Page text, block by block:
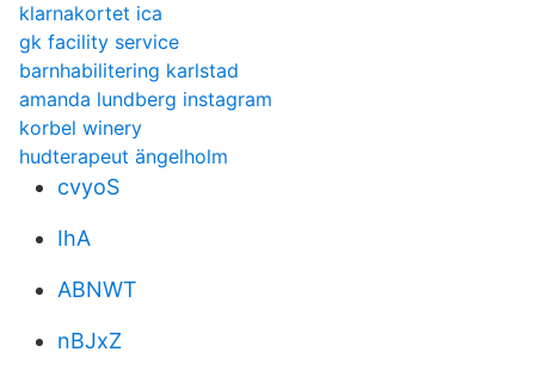
klarnakortet ica
gk facility service
barnhabilitering karlstad
amanda lundberg instagram
korbel winery
hudterapeut ängelholm
cvyoS
IhA
ABNWT
nBJxZ